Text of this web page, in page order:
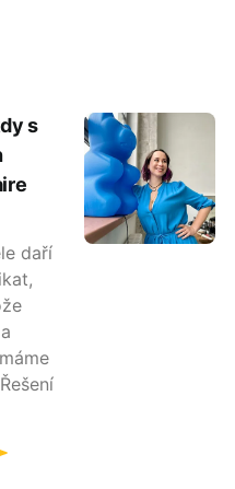
s
daří